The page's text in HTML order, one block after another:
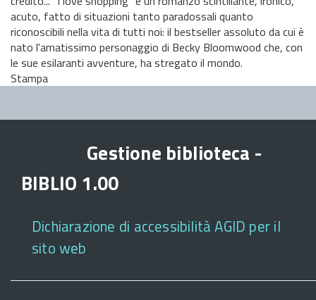
acuto, fatto di situazioni tanto paradossali quanto
riconoscibili nella vita di tutti noi: il bestseller assoluto da cui è
nato l'amatissimo personaggio di Becky Bloomwood che, con
le sue esilaranti avventure, ha stregato il mondo.
Stampa
Gestione biblioteca -
BIBLIO 1.00
Dichiarazione di accessibilità AGID per il
sito web